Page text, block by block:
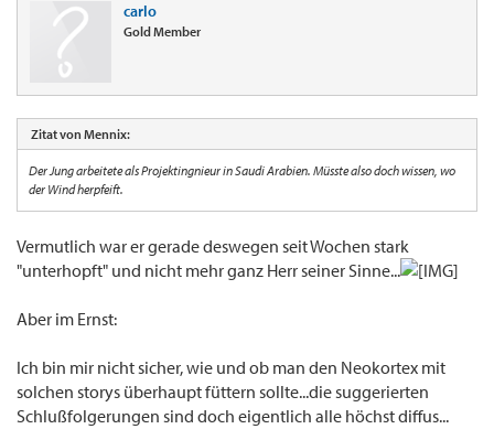
carlo
Gold Member
Zitat von Mennix:
Der Jung arbeitete als Projektingnieur in Saudi Arabien. Müsste also doch wissen, wo
der Wind herpfeift.
Vermutlich war er gerade deswegen seit Wochen stark
"unterhopft" und nicht mehr ganz Herr seiner Sinne...
Aber im Ernst:
Ich bin mir nicht sicher, wie und ob man den Neokortex mit
solchen storys überhaupt füttern sollte...die suggerierten
Schlußfolgerungen sind doch eigentlich alle höchst diffus...